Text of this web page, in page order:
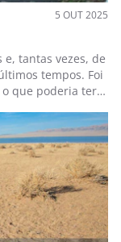
5 OUT 2025
tantas vezes, de
tempos. Foi
que poderia ter
de
uma linda
de Cinza. O
está em:
na nova
Pires, Avelina da